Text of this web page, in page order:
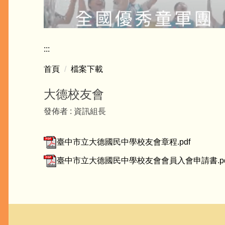
:::
首頁 檔案下載
大德校友會
發佈者 : 資訊組長
臺中市立大德國民中學校友會章程.pdf
臺中市立大德國民中學校友會會員入會申請書